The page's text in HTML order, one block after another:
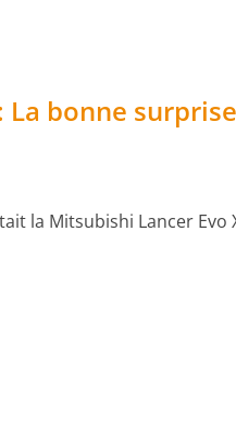
La bonne surprise
la Mitsubishi Lancer Evo